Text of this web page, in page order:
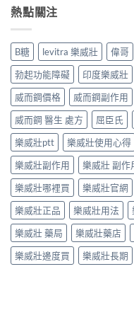
熱點關注
B糖 levitra 樂威壯 偉哥
勃起功能障礙
印度樂威壯
威而鋼價格
威而鋼副作用
威而鋼 醫生 處方
屈臣氏
樂威壯ptt
樂威壯使用心得
樂威壯副作用
樂威壯 副作
樂威壯哪裡買
樂威壯官網
樂威壯正品
樂威壯用法
樂威壯 藥局
樂威壯藥店
樂威壯邊度買
樂威壯長期